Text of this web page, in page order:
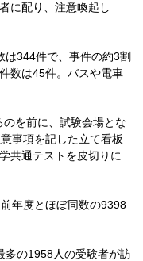
に配り、注意喚起し
344件で、事件の約3割
数は45件。バスや電車
を前に、試験会場とな
事項を記した立て看板
共通テストを皮切りに
年度とほぼ同数の9398
多の1958人の受験者が訪